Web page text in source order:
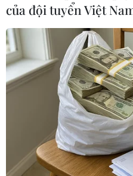
Eximbank đã không thể
cho biết hội nghị sẽ
điểm thích hợp.
Trước đó, vào ngày 26/
hoãn đại hội cổ đông
các cổ đông, dẫn đến
đông tham dự.
Sau đó, ngày 11/5,
tập đại hội cổ đông
của đội tuyển Việt